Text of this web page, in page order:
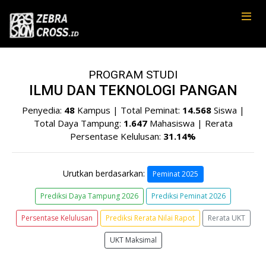
PROGRAM STUDI
ILMU DAN TEKNOLOGI PANGAN
Penyedia: 48Kampus | Total Peminat: 14.568Siswa |
Total Daya Tampung: 1.647Mahasiswa | Rerata
Persentase Kelulusan: 31.14%
Urutkan berdasarkan: Peminat 2025
Prediksi Daya Tampung 2026 Prediksi Peminat 2026
Persentase Kelulusan Prediksi Rerata Nilai Rapot Rerata UKT
UKT Maksimal